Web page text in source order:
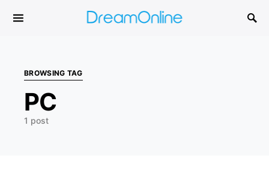
BROWSING TAG
PC
1 post